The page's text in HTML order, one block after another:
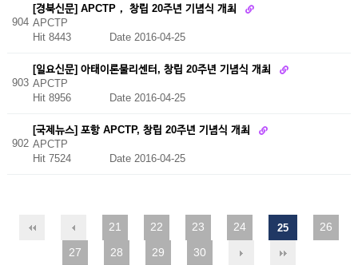
904
[경북신문] APCTP， 창립 20주년 기념식 개최
APCTP
Hit 8443
Date 2016-04-25
903
[일요신문] 아태이론물리센터, 창립 20주년 기념식 개최
APCTP
Hit 8956
Date 2016-04-25
902
[국제뉴스] 포항 APCTP, 창립 20주년 기념식 개최
APCTP
Hit 7524
Date 2016-04-25
21 22 23 24 25
26
27
28 29 30